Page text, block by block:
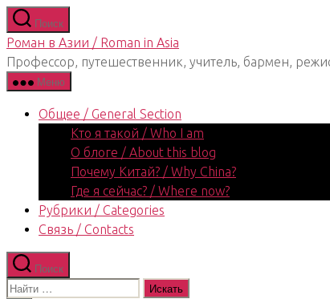
Перейти
к
содержимому
Поиск
Роман в Азии / Roman in Asia
Профессор, путешественник, учитель, бармен,
Меню
Общее / General Section
Кто я такой / Who I am
О блоге / About this blog
Почему Китай? / Why China?
Где я сейчас? / Where now?
Рубрики / Categories
Связь / Contacts
Поиск
Поиск: